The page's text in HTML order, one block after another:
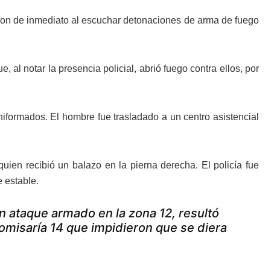
de inmediato al escuchar detonaciones de arma de fuego
al notar la presencia policial, abrió fuego contra ellos, por
El hombre fue trasladado a un centro asistencial
recibió un balazo en la pierna derecha. El policía fue
estable.
armado en la zona 12, resultó
14 que impidieron que se diera